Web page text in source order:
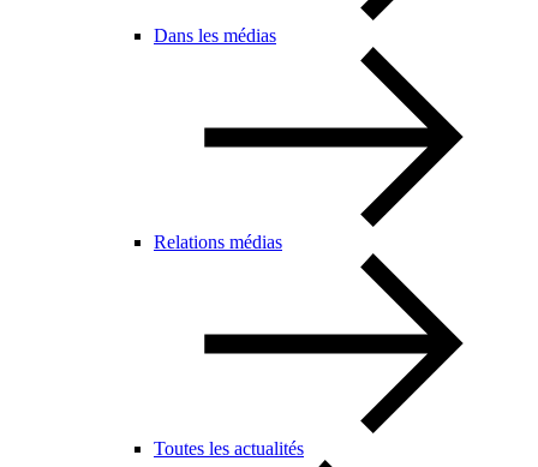
Dans les médias
Relations médias
Toutes les actualités